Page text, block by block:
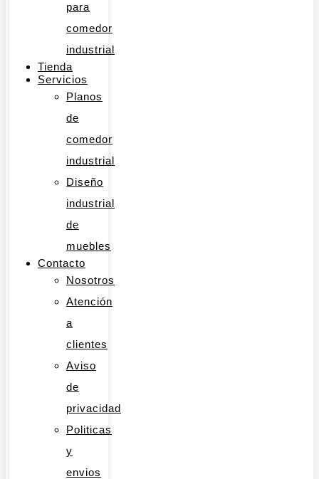
para
comedor
industrial
Tienda
Servicios
Planos
de
comedor
industrial
Diseño
industrial
de
muebles
Contacto
Nosotros
Atención
a
clientes
Aviso
de
privacidad
Politicas
y
envios